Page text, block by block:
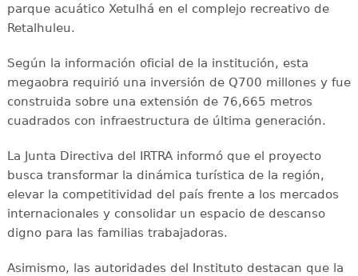
parque acuático Xetulhá en el complejo recreativo de
Retalhuleu.
Según la información oficial de la institución, esta
megaobra requirió una inversión de Q700 millones y fue
construida sobre una extensión de 76,665 metros
cuadrados con infraestructura de última generación.
La Junta Directiva del IRTRA informó que el proyecto
busca transformar la dinámica turística de la región,
elevar la competitividad del país frente a los mercados
internacionales y consolidar un espacio de descanso
digno para las familias trabajadoras.
Asimismo, las autoridades del Instituto destacan que la